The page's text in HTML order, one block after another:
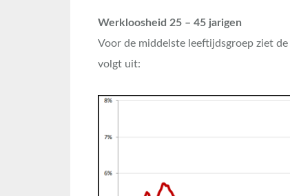
Werkloosheid 25 – 45 jarigen
Voor de middelste leeftijdsgroep ziet
volgt uit: